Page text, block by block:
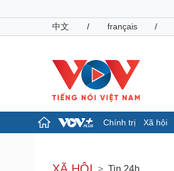
中文
/ français /
Chính trị Xã hội
Đảng
Tin 24h